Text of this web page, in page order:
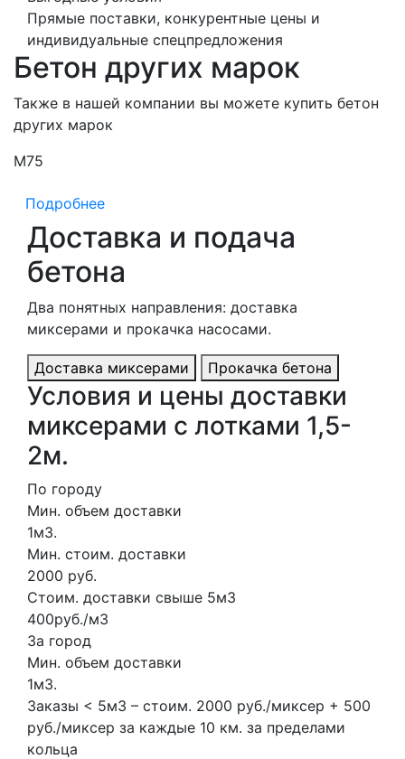
Прямые поставки, конкурентные цены и
индивидуальные спецпредложения
Бетон других марок
Также в нашей компании вы можете купить бетон
других марок
М75
Подробнее
Доставка и подача
бетона
Два понятных направления: доставка
миксерами и прокачка насосами.
Доставка миксерами Прокачка бетона
Условия и цены доставки
миксерами с лотками 1,5-
2м.
По городу
Мин. объем доставки
1м3.
Мин. стоим. доставки
2000 руб.
Стоим. доставки свыше 5м3
400руб./м3
За город
Мин. объем доставки
1м3.
Заказы < 5м3 – стоим. 2000 руб./миксер + 500
руб./миксер за каждые 10 км. за пределами
кольца